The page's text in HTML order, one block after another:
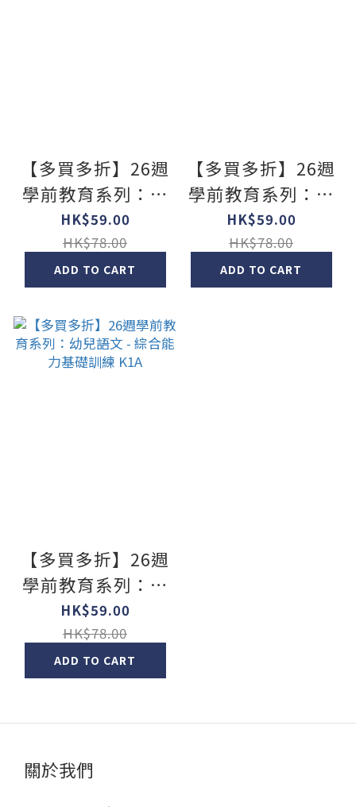
【多買多折】26週
學前教育系列：幼
兒語文 - 綜合能力
基礎訓練 K3A
HK$59.00
HK$78.00
ADD TO CART
【多買多折】26週
學前教育系列：幼
兒語文 - 綜合能力
基礎訓練 K2A
HK$59.00
HK$78.00
ADD TO CART
【多買多折】26週
學前教育系列：幼
兒語文 - 綜合能力
基礎訓練 K1A
HK$59.00
HK$78.00
ADD TO CART
關於我們